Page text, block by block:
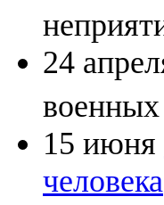
24
15 июня
человека